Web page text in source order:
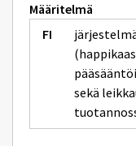
Määritelmä
sekä